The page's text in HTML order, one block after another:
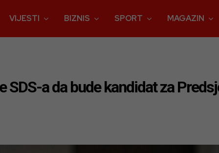
VIJESTI BIZNIS SPORT MAGAZIN
SDS-a da bude kandidat za